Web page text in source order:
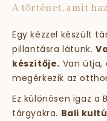
A történet, amit
Egy kézzel készült
pillantásra látunk.
készítője. Van útja,
megérkezik az
Ez különösen igaz a
tárgyakra. Bali